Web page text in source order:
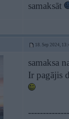
samaksāt
18. Sep 2024,
samaksa
Ir pagājis